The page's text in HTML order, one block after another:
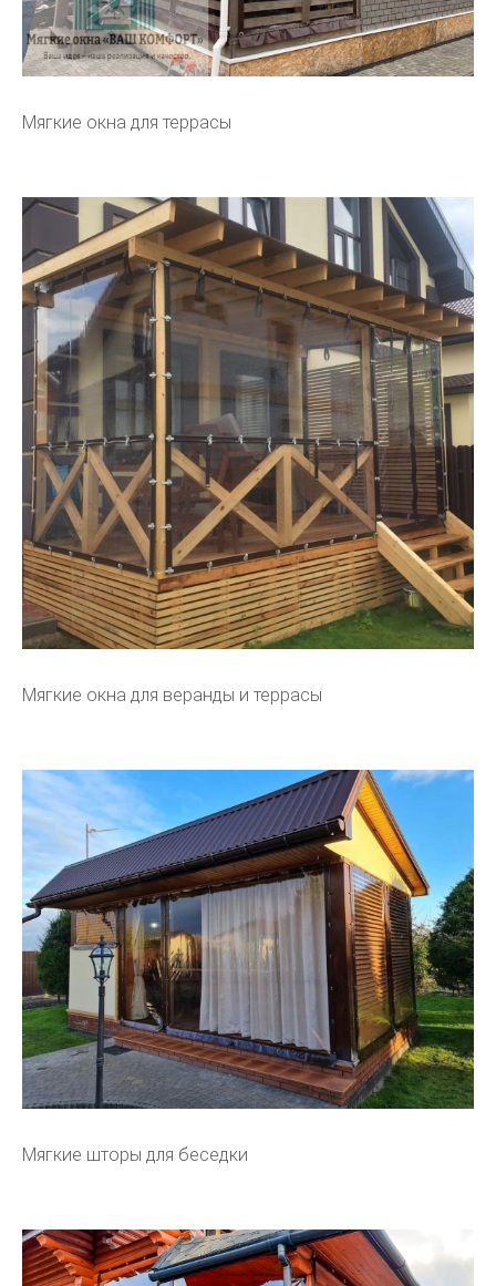
Мягкие окна для террасы
Мягкие окна для веранды и террасы
Мягкие шторы для беседки